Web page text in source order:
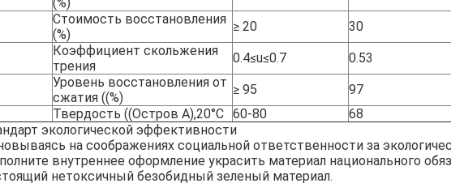
Стоимость восстановления
(%)
≥ 20 30
Коэффициент скольжения
трения
0.4≤u≤0.7 0.53
Уровень восстановления от
сжатия ((%)
≥ 95
97
Твердость ((Остров А),20°C 60-80
68
экологической эффективности
на соображениях социальной ответственности за
внутреннее оформление украсить материал национального
нетоксичный безобидный зеленый материал.